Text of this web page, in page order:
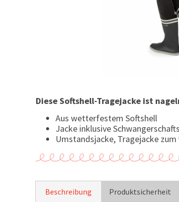
Diese Softshell-Tragejacke ist
Aus wetterfestem Softshell
Jacke inklusive
Umstandsjacke, Tragejacke
Beschreibung Produktsicherheit